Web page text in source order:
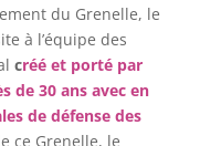
du Grenelle, le
à l’équipe des
créé et porté par
de 30 ans avec en
de défense des
ce Grenelle, le